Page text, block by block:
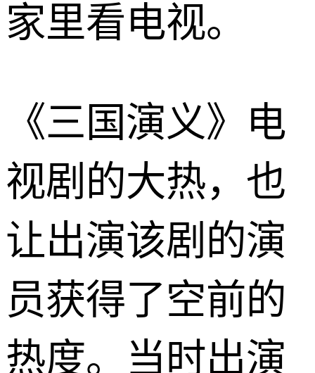
家里看电视。
《三国演义》电
视剧的大热，也
让出演该剧的演
员获得了空前的
热度。当时出演